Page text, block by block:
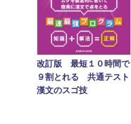
改訂版 最短１０時間で
９割とれる 共通テスト
漢文のスゴ技